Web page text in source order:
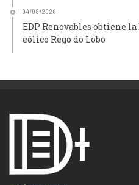
04/08/2026
EDP Renovables obtiene
eólico Rego do Lobo